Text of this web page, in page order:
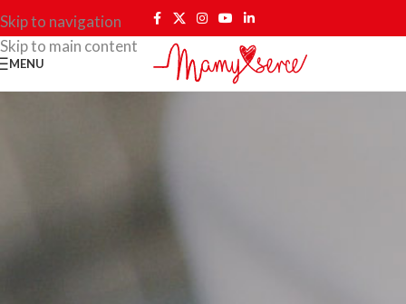
Skip to navigation
Skip to main content
MENU